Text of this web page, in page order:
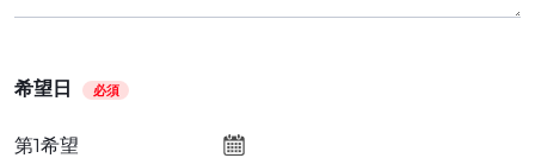
希望日 必須
第1希望